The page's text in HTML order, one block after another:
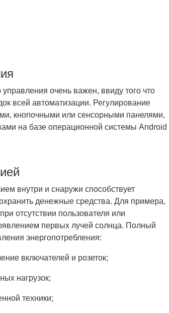
очень важен, ввиду того что
всей автоматизации. Регулирование
кнопочными или сенсорными панелями,
на базе операционной системы Android
внутри и снаружи способствует
денежные средства. Для примера,
отсутствии пользователя или
первых лучей солнца. Полный
энергопотребления:
включателей и розеток;
нагрузок;
техники;